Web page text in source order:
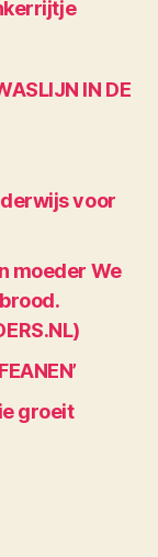
IN DE
voor
moeder We
groeit